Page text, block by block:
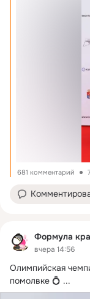
681 комментарий
Формула
вчера 14:56
Олимпийская
помолвке 💍 ...